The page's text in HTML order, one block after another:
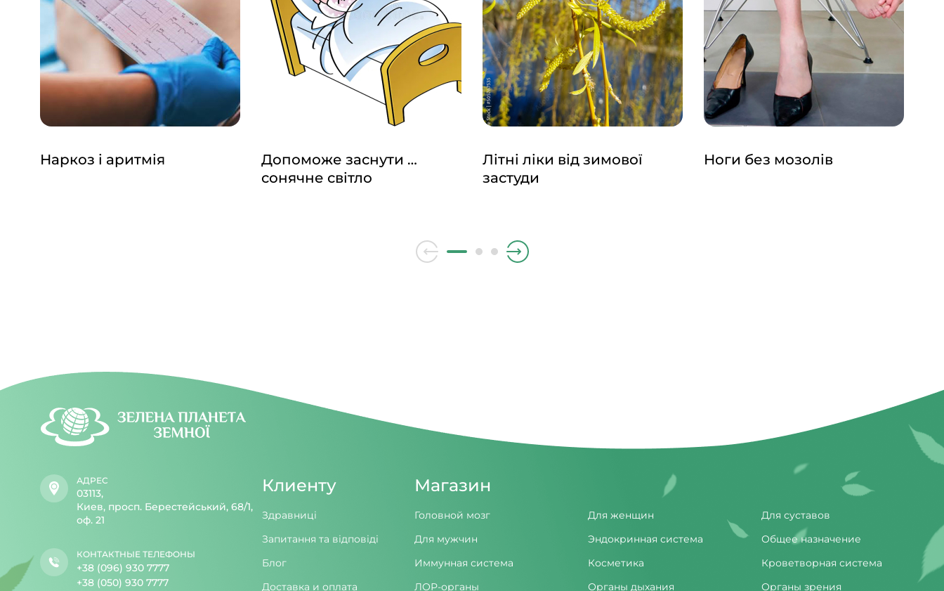
Наркоз і аритмія
Допоможе заснути …
сонячне світло
Літні ліки від зимової
застуди
Ноги без мозолів
АДРЕС
03113,
Киев, просп. Берестейський, 68/1,
оф. 21
КОНТАКТНЫЕ ТЕЛЕФОНЫ
+38 (096) 930 7777
+38 (050) 930 7777
Клиенту
Здравниці
Запитання та відповіді
Блог
Доставка и оплата
Магазин
Головной мозг Для женщин
Для суставов
Для мужчин
Эндокринная система
Общее назначение
Иммунная система
Косметика
Кроветворная система
ЛОР-органы
Органы дыхания Органы зрения